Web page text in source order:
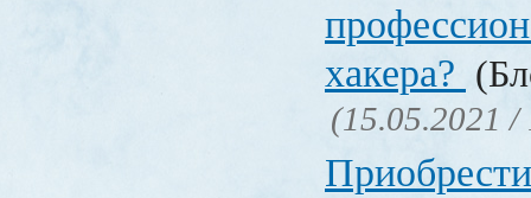
хакера?
(15.05.2021 /